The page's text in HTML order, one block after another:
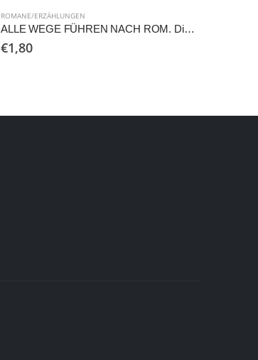
ROMANE/ERZÄHLUNGEN
ALLE WEGE FÜHREN NACH ROM. Die heitere Geschichte einer Pilgerfahrt.
€1,80